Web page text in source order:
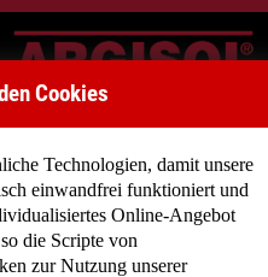
» Typenhaus Birkenweg
Cookies
Technologien, damit unsere
einwandfrei funktioniert und
Online-Angebot
die Scripte von
zur Nutzung unserer